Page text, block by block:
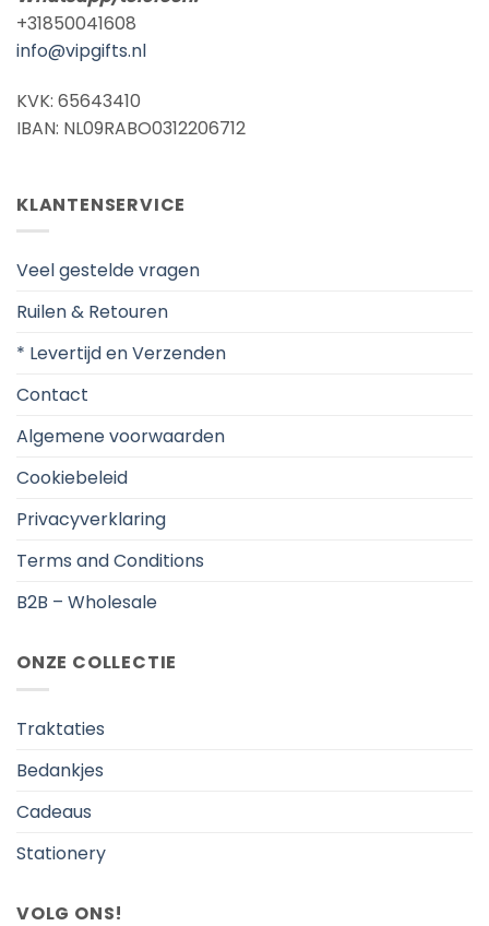
+31850041608
info@vipgifts.nl
KVK: 65643410
IBAN: NL09RABO0312206712
KLANTENSERVICE
Veel gestelde vragen
Ruilen & Retouren
* Levertijd en Verzenden
Contact
Algemene voorwaarden
Cookiebeleid
Privacyverklaring
Terms and Conditions
B2B – Wholesale
ONZE COLLECTIE
Traktaties
Bedankjes
Cadeaus
Stationery
VOLG ONS!